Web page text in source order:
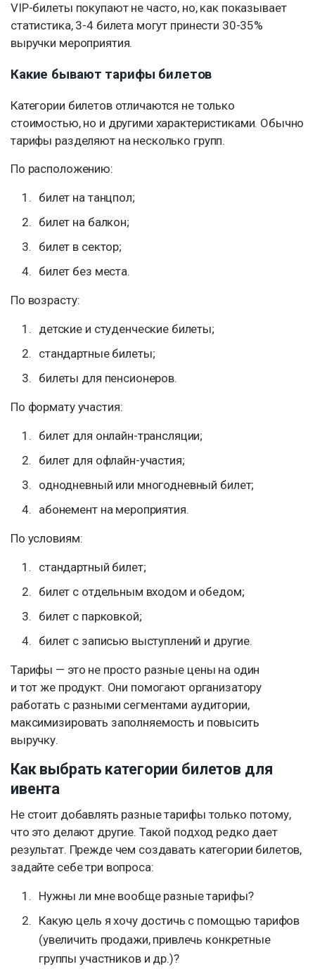
VIP-билеты покупают не часто, но, как показывает
статистика, 3-4 билета могут принести 30-35%
выручки мероприятия.
Какие бывают тарифы билетов
Категории билетов отличаются не только
стоимостью, но и другими характеристиками. Обычно
тарифы разделяют на несколько групп.
По расположению:
билет на танцпол;
билет на балкон;
билет в сектор;
билет без места.
По возрасту:
детские и студенческие билеты;
стандартные билеты;
билеты для пенсионеров.
По формату участия:
билет для онлайн-трансляции;
билет для офлайн-участия;
однодневный или многодневный билет;
абонемент на мероприятия.
По условиям:
стандартный билет;
билет с отдельным входом и обедом;
билет с парковкой;
билет с записью выступлений и другие.
Тарифы — это не просто разные цены на один
и тот же продукт. Они помогают организатору
работать с разными сегментами аудитории,
максимизировать заполняемость и повысить
выручку.
Как выбрать категории билетов для
ивента
Не стоит добавлять разные тарифы только потому,
что это делают другие. Такой подход редко дает
результат. Прежде чем создавать категории билетов,
задайте себе три вопроса:
Нужны ли мне вообще разные тарифы?
Какую цель я хочу достичь с помощью тарифов
(увеличить продажи, привлечь конкретные
группы участников и др.)?